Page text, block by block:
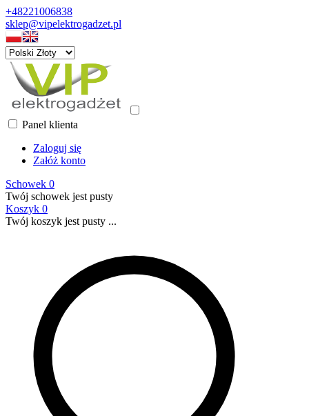
+48221006838
sklep@vipelektrogadzet.pl
Panel klienta
Zaloguj się
Załóż konto
Schowek 0
Twój schowek jest pusty
Koszyk 0
Twój koszyk jest pusty ...